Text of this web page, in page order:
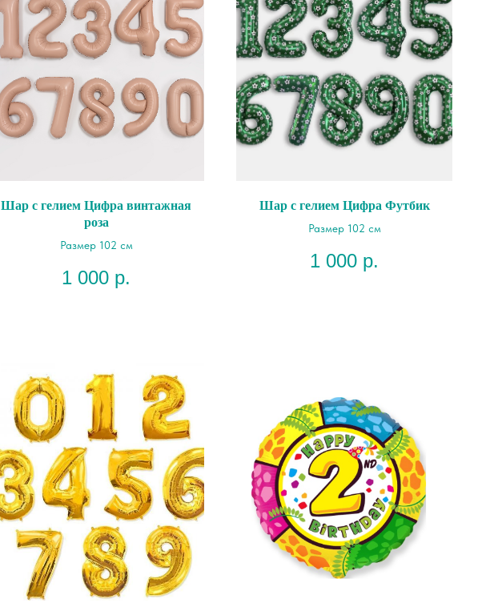
Шар с гелием Цифра винтажная
роза
Размер 102 см
1 000 р.
Шар с гелием Цифра Футбик
Размер 102 см
1 000 р.